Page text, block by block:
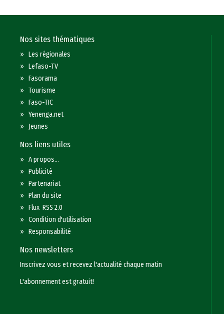
Nos sites thématiques
»Les régionales
»Lefaso-TV
»Fasorama
»Tourisme
»Faso-TIC
»Yenenga.net
» Jeunes
Nos liens utiles
»A propos...
»Publicité
»Partenariat
»Plan du site
»Flux RSS 2.0
»Condition d'utilisation
»Responsabilité
Nos newsletters
Inscrivez vous et recevez l'actualité chaque matin
L'abonnement est gratuit!